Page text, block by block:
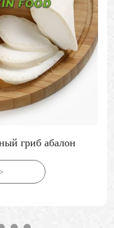
гриб абалон